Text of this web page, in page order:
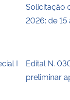
Solicitação
2026: de
I
Edital N.
preliminar